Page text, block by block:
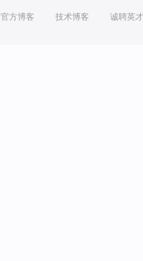
官方博客 技术博客 诚聘英才